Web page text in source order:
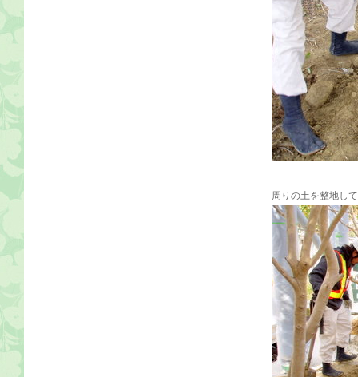
周りの土を整地し